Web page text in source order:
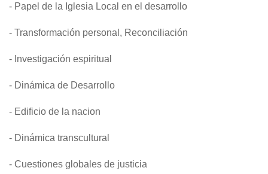
- Papel de la Iglesia Local en el desarrollo
- Transformación personal, Reconciliación
- Investigación espiritual
- Dinámica de Desarrollo
- Edificio de la nacion
- Dinámica transcultural
- Cuestiones globales de justicia